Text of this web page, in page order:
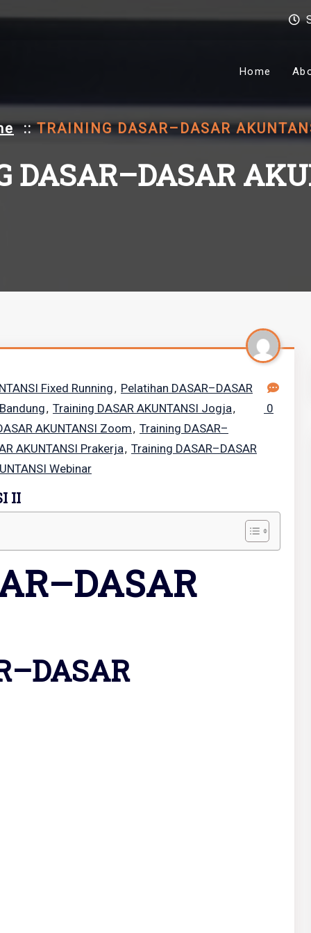
Home
::TRAINING DASAR–DASAR
DASAR–DASAR
Fixed Running, Pelatihan DASAR–DASAR
, Training DASAR AKUNTANSI Jogja,
AKUNTANSI Zoom, Training DASAR–
AKUNTANSI Prakerja, Training DASAR–DASAR
Webinar
0
II